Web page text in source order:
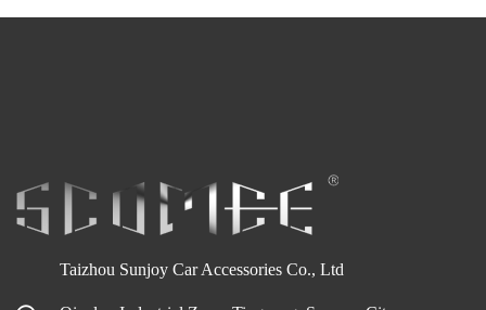
Taizhou Sunjoy Car Accessories Co., Ltd